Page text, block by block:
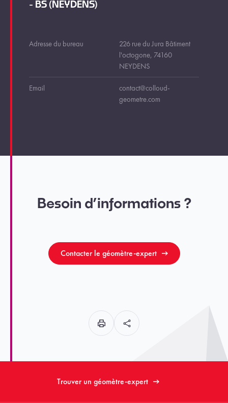
- BS (NEYDENS)
Adresse du bureau
226 rue du Jura Bâtiment
l'octogone, 74160
NEYDENS
Email
contact@colloud-
geometre.com
Besoin d’informations ?
Contacter le géomètre-expert
Trouver un géomètre-expert